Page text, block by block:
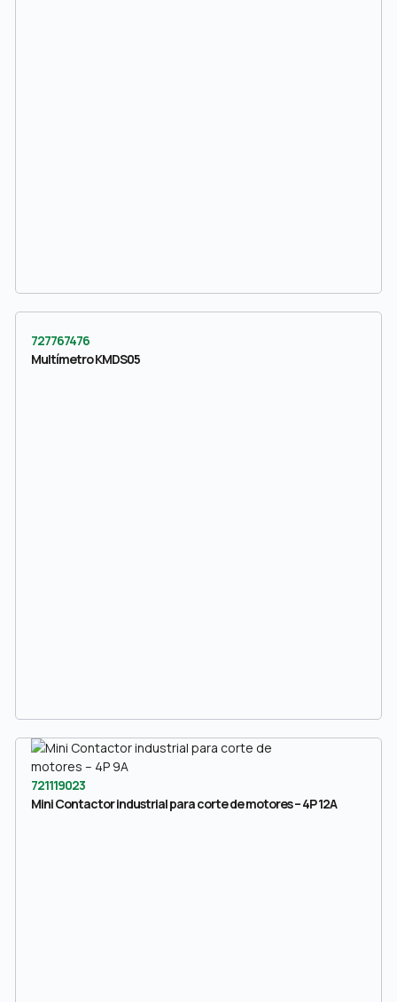
727767476
Multímetro KMDS05
721119023
Mini Contactor industrial para corte de motores – 4P 12A